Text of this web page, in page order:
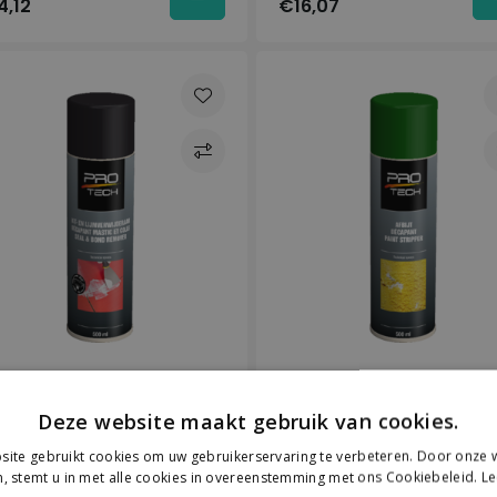
€16,07
Op voorraad
Tech
en Lijmverwijderaar
Op voorraad
Pro-Tech
Afbijt
Deze website maakt gebruik van cookies.
gebruikt cookies om uw gebruikerservaring te verbeteren. Door onze
stemt u in met alle cookies in overeenstemming met ons Cookiebeleid.